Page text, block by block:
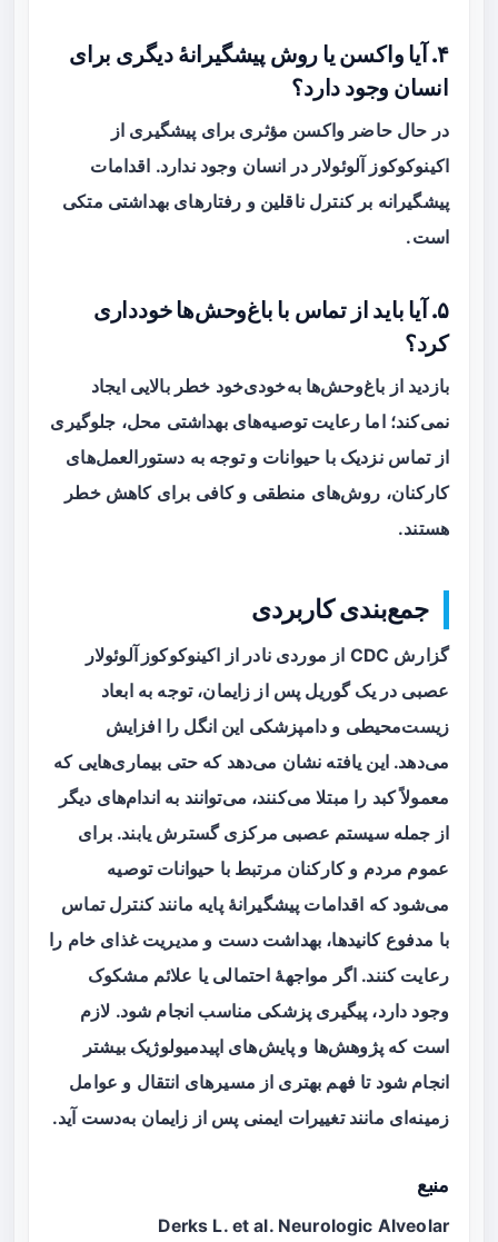
۴. آیا واکسن یا روش پیشگیرانهٔ دیگری برای
انسان وجود دارد؟
در حال حاضر واکسن مؤثری برای پیشگیری از
اکینوکوکوز آلوئولار در انسان وجود ندارد. اقدامات
پیشگیرانه بر کنترل ناقلین و رفتارهای بهداشتی متکی
است.
۵. آیا باید از تماس با باغ‌وحش‌ها خودداری
کرد؟
بازدید از باغ‌وحش‌ها به‌خودی‌خود خطر بالایی ایجاد
نمی‌کند؛ اما رعایت توصیه‌های بهداشتی محل، جلوگیری
از تماس نزدیک با حیوانات و توجه به دستورالعمل‌های
کارکنان، روش‌های منطقی و کافی برای کاهش خطر
هستند.
جمع‌بندی کاربردی
گزارش CDC از موردی نادر از
اکینوکوکوز آلوئولار
عصبی در یک گوریل پس از زایمان، توجه به ابعاد
زیست‌محیطی و دامپزشکی این انگل را افزایش
می‌دهد. این یافته نشان می‌دهد که حتی بیماری‌هایی که
معمولاً کبد را مبتلا می‌کنند، می‌توانند به اندام‌های دیگر
از جمله سیستم عصبی مرکزی گسترش یابند. برای
عموم مردم و کارکنان مرتبط با حیوانات توصیه
می‌شود که اقدامات پیشگیرانهٔ پایه مانند کنترل تماس
با مدفوع کانیدها، بهداشت دست و مدیریت غذای خام را
رعایت کنند. اگر مواجههٔ احتمالی یا علائم مشکوک
وجود دارد، پیگیری پزشکی مناسب انجام شود. لازم
است که پژوهش‌ها و پایش‌های اپیدمیولوژیک بیشتر
انجام شود تا فهم بهتری از مسیرهای انتقال و عوامل
زمینه‌ای مانند تغییرات ایمنی پس از زایمان به‌دست آید.
منبع
Derks L. et al. Neurologic Alveolar